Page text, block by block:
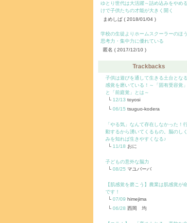
ゆとり世代は大活躍～詰め込みをやめ
けで子供たちの才能が大きく開く
まめしば ( 2018/01/04 )
学校の生徒よりホームスクーラーのほ
思考力・集中力に優れている
匿名 ( 2017/12/10 )
Trackbacks
子供は遊びを通して生きる土台となる
感覚を磨いている！～「固有受容覚」
と「前庭覚」とは～
12/13 toyosi
06/15 tsuguo-kodera
「やる気」なんて存在しなかった！
動するから湧いてくるもの。脳のしく
みを知れば生きやすくなる♪
11/18 おに
子どもの意外な脳力
08/25 マユバーバ
【肌感覚を磨こう】農業は肌感覚が
です！
07/09 himejima
06/28 西岡 均